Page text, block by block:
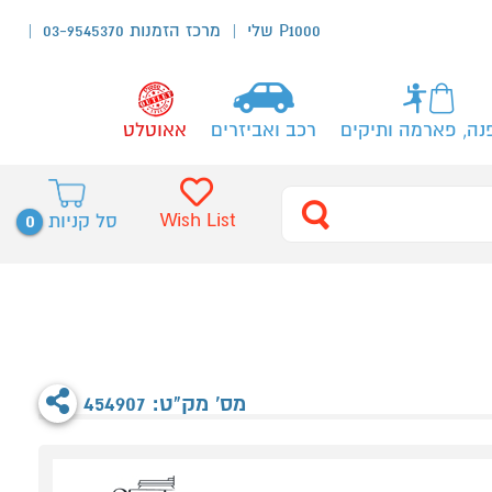
P1000 שלי מרכז הזמנות 03-9545370
פארמה ותיקים רכב ואביזרים אאוטלט
סל קניות 0 Wish List
מס' מק"ט: 454907